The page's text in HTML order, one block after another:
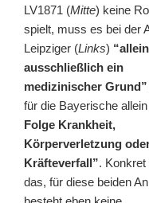
LV1871 (Mitte) keine
spielt, muss es bei der
Leipziger (Links)
ausschließlich ein
medizinischer Grund”
für die Bayerische allein
Folge Krankheit,
Körperverletzung
Kräfteverfall”. Konkret
das, für diese beiden